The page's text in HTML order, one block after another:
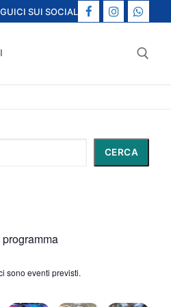
SUI SOCIAL
CERCA
sono eventi previsti.